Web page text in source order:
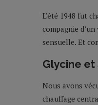
L’été 1948 fut
compagnie
sensuelle. Et
Glycine
Nous avons
chauffage